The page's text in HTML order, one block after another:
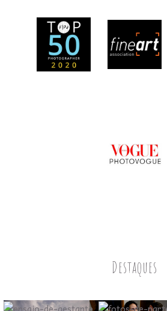
Destaques